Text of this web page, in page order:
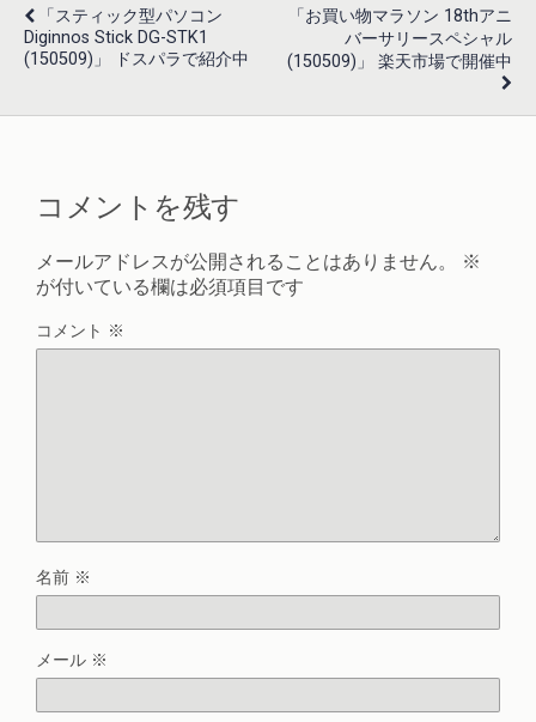
「スティック型パソコン
Diginnos Stick DG-STK1
(150509)」 ドスパラで紹介中
「お買い物マラソン 18thアニ
バーサリースペシャル
(150509)」 楽天市場で開催中
コメントを残す
メールアドレスが公開されることはありません。
※
が付いている欄は必須項目です
コメント ※
名前 ※
メール ※